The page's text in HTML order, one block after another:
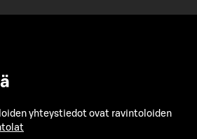
yhteystiedot ovat ravintoloiden